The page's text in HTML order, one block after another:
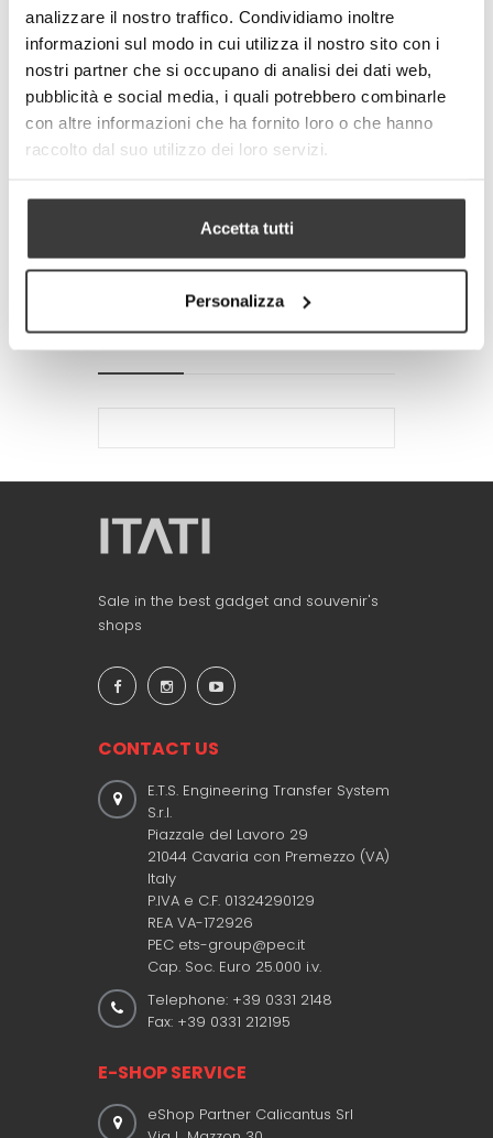
analizzare il nostro traffico. Condividiamo inoltre
informazioni sul modo in cui utilizza il nostro sito con i
nostri partner che si occupano di analisi dei dati web,
pubblicità e social media, i quali potrebbero combinarle
con altre informazioni che ha fornito loro o che hanno
raccolto dal suo utilizzo dei loro servizi.
Accetta tutti
Personalizza
Completely produced in Italy
© Model and design registered.
Total and partial reproduction is
Share
Google+
Pinterest
MORE INFO DATA SHEET
Sale in the best gadget and souvenir's
shops
CONTACT US
E.T.S. Engineering Transfer System
S.r.l.
Piazzale del Lavoro 29
21044 Cavaria con Premezzo (VA)
Italy
P.IVA e C.F. 01324290129
REA VA-172926
PEC ets-group@pec.it
Cap. Soc. Euro 25.000 i.v.
Telephone: +39 0331 2148
Fax: +39 0331 212195
E-SHOP SERVICE
eShop Partner Calicantus Srl